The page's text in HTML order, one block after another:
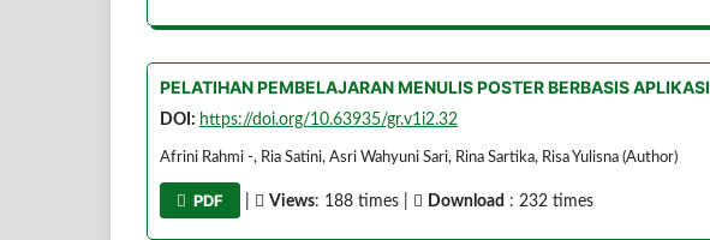
PELATIHAN PEMBELAJARAN MENULIS POSTER BERBASIS APLIKASI
DOI: https://doi.org/10.63935/gr.v1i2.32
Afrini Rahmi -, Ria Satini, Asri Wahyuni Sari, Rina Sartika, Risa Yulisna (Author)
PDF Views: 188 times | Download : 232 times